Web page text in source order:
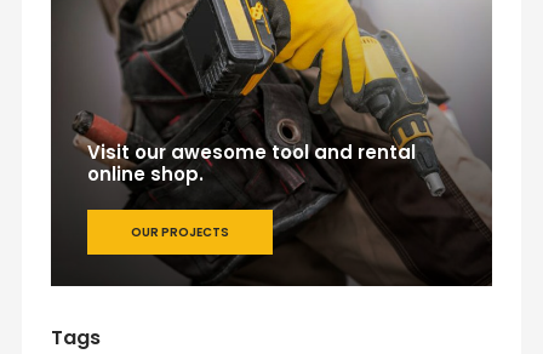
Visit our awesome tool and rental
online shop.
OUR PROJECTS
Tags